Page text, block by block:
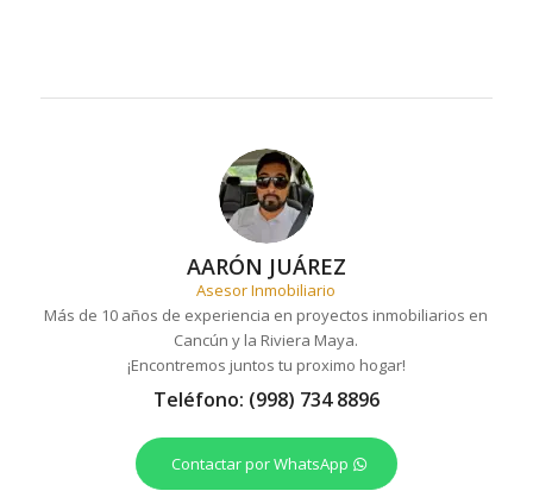
AARÓN JUÁREZ
Asesor Inmobiliario
Más de 10 años de experiencia en proyectos inmobiliarios en
Cancún y la Riviera Maya.
¡Encontremos juntos tu proximo hogar!
Teléfono: (998) 734 8896
Contactar por WhatsApp